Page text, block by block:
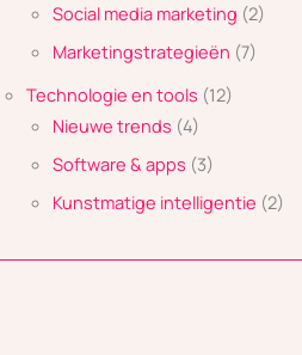
Social media marketing (2)
Marketingstrategieën (7)
Technologie en tools (12)
Nieuwe trends (4)
Software & apps (3)
Kunstmatige intelligentie (2)